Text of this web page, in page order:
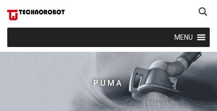
MENU
PUMA